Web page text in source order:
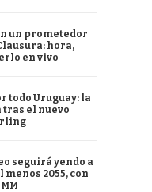
un prometedor
hora,
en vivo
todo Uruguay: la
el nuevo
seguirá yendo a
2055, con